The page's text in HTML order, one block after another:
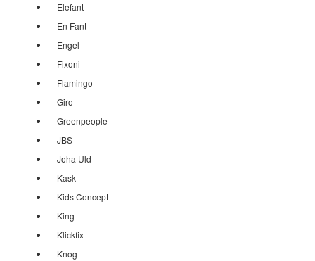
Elefant
En Fant
Engel
Fixoni
Flamingo
Giro
Greenpeople
JBS
Joha Uld
Kask
Kids Concept
King
Klickfix
Knog